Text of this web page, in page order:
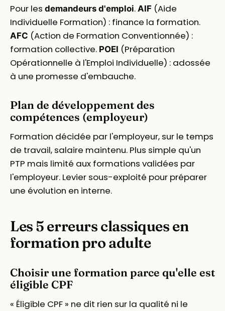
Pour les demandeurs d'emploi. AIF (Aide
Individuelle Formation) : finance la formation.
AFC (Action de Formation Conventionnée) :
formation collective. POEI (Préparation
Opérationnelle à l'Emploi Individuelle) : adossée
à une promesse d'embauche.
Plan de développement des
compétences (employeur)
Formation décidée par l'employeur, sur le temps
de travail, salaire maintenu. Plus simple qu'un
PTP mais limité aux formations validées par
l'employeur. Levier sous-exploité pour préparer
une évolution en interne.
Les 5 erreurs classiques en
formation pro adulte
Choisir une formation parce qu'elle est
éligible CPF
« Éligible CPF » ne dit rien sur la qualité ni le